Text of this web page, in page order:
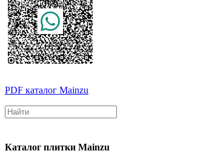
PDF каталог Mainzu
Каталог плитки Mainzu